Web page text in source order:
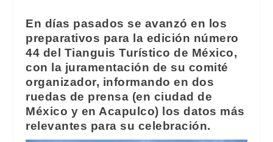
En días pasados se avanzó en los
preparativos para la edición número
44 del Tianguis Turístico de México,
con la juramentación de su comité
organizador, informando en dos
ruedas de prensa (en ciudad de
México y en Acapulco) los datos más
relevantes para su celebración.